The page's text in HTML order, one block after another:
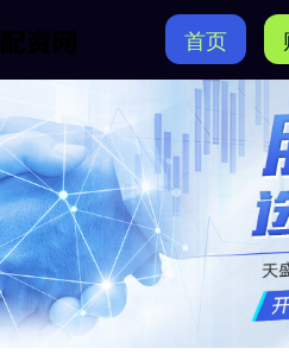
首页